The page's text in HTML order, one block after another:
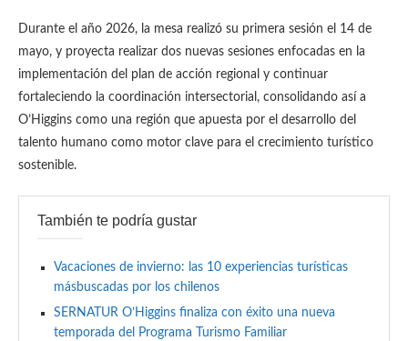
Durante el año 2026, la mesa realizó su primera sesión el 14 de
mayo, y proyecta realizar dos nuevas sesiones enfocadas en la
implementación del plan de acción regional y continuar
fortaleciendo la coordinación intersectorial, consolidando así a
O’Higgins como una región que apuesta por el desarrollo del
talento humano como motor clave para el crecimiento turístico
sostenible.
También te podría gustar
Vacaciones de invierno: las 10 experiencias turísticas
másbuscadas por los chilenos
SERNATUR O’Higgins finaliza con éxito una nueva
temporada del Programa Turismo Familiar